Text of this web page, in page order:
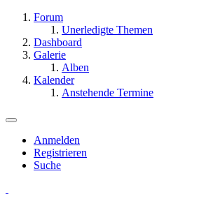
Forum
Unerledigte Themen
Dashboard
Galerie
Alben
Kalender
Anstehende Termine
Anmelden
Registrieren
Suche